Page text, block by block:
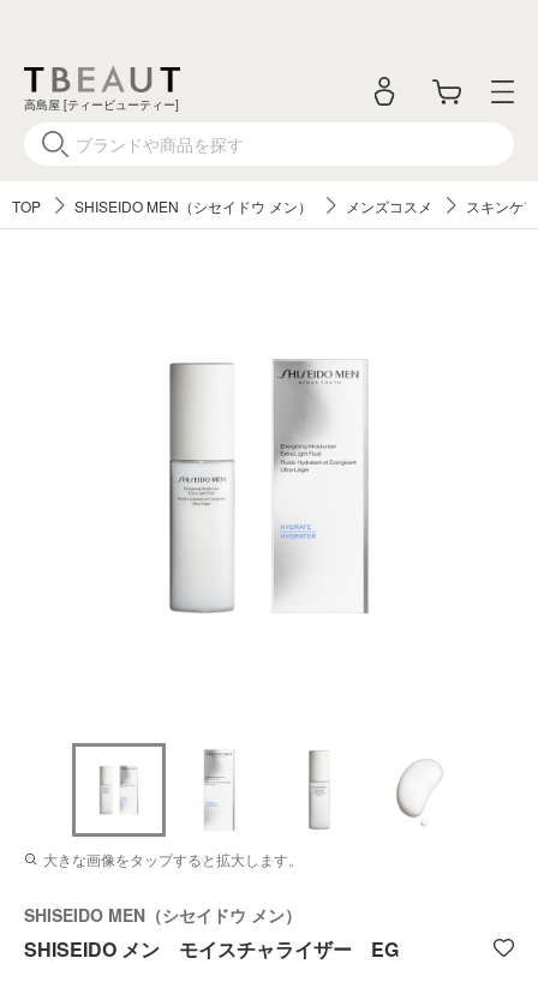
高島屋 [ティービューティー]
TOP SHISEIDO MEN（シセイドウ メン） メンズコスメ スキンケア
大きな画像をタップすると拡大します。
SHISEIDO MEN（シセイドウ メン）
SHISEIDO メン モイスチャライザー EG